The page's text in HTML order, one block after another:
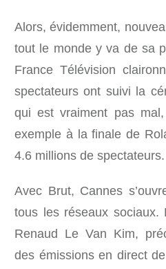
Alors, évidemment,
tout le monde y va de sa
France Télévision
spectateurs ont suivi la
qui est vraiment pas
exemple à la finale de
4.6 millions de spectateurs.
Avec Brut, Cannes
tous les réseaux sociaux.
Renaud Le Van Kim,
des émissions en direct